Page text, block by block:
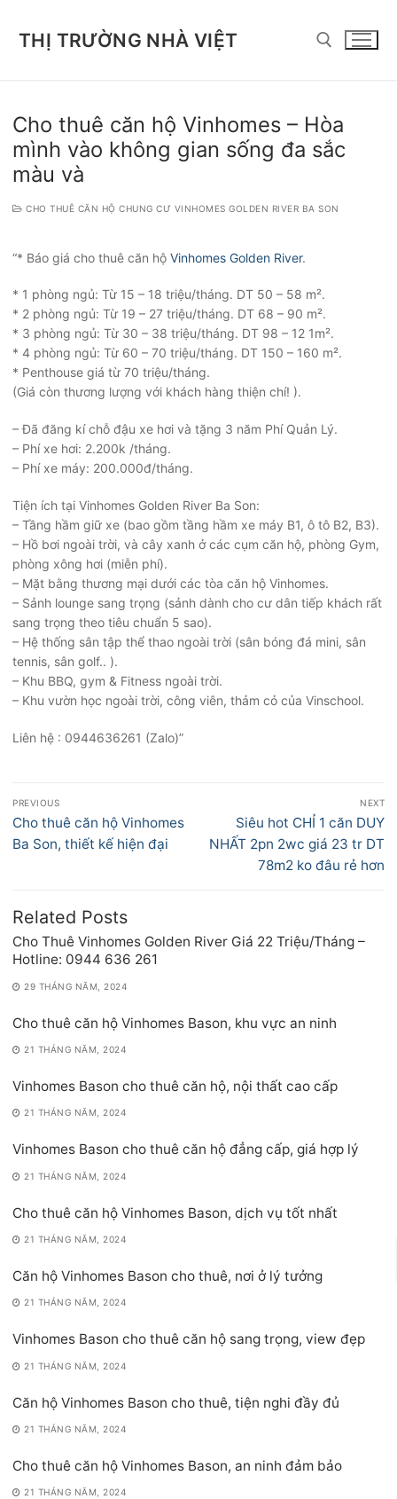
THỊ TRƯỜNG NHÀ VIỆT
Cho thuê căn hộ Vinhomes – Hòa
mình vào không gian sống đa sắc
màu và
CHO THUÊ CĂN HỘ CHUNG CƯ VINHOMES GOLDEN RIVER BA SON
“* Báo giá cho thuê căn hộ Vinhomes Golden River.
* 1 phòng ngủ: Từ 15 – 18 triệu/tháng. DT 50 – 58 m².
* 2 phòng ngủ: Từ 19 – 27 triệu/tháng. DT 68 – 90 m².
* 3 phòng ngủ: Từ 30 – 38 triệu/tháng. DT 98 – 12 1m².
* 4 phòng ngủ: Từ 60 – 70 triệu/tháng. DT 150 – 160 m².
* Penthouse giá từ 70 triệu/tháng.
(Giá còn thương lượng với khách hàng thiện chí! ).
– Đã đăng kí chỗ đậu xe hơi và tặng 3 năm Phí Quản Lý.
– Phí xe hơi: 2.200k /tháng.
– Phí xe máy: 200.000đ/tháng.
Tiện ích tại Vinhomes Golden River Ba Son:
– Tầng hầm giữ xe (bao gồm tầng hầm xe máy B1, ô tô B2, B3).
– Hồ bơi ngoài trời, và cây xanh ở các cụm căn hộ, phòng Gym,
phòng xông hơi (miễn phí).
– Mặt bằng thương mại dưới các tòa căn hộ Vinhomes.
– Sảnh lounge sang trọng (sảnh dành cho cư dân tiếp khách rất
sang trọng theo tiêu chuẩn 5 sao).
– Hệ thống sân tập thể thao ngoài trời (sân bóng đá mini, sân
tennis, sân golf.. ).
– Khu BBQ, gym & Fitness ngoài trời.
– Khu vườn học ngoài trời, công viên, thảm cỏ của Vinschool.
Liên hệ : 0944636261 (Zalo)”
Điều
hướng
bài
PREVIOUS
Previous
post:
Cho thuê căn hộ Vinhomes
Ba Son, thiết kế hiện đại
NEXT
Next
post:
Siêu hot CHỈ 1 căn DUY
NHẤT 2pn 2wc giá 23 tr DT
78m2 ko đâu rẻ hơn
Related Posts
Cho Thuê Vinhomes Golden River Giá 22 Triệu/Tháng –
Hotline: 0944 636 261
29 THÁNG NĂM, 2024
Cho thuê căn hộ Vinhomes Bason, khu vực an ninh
21 THÁNG NĂM, 2024
Vinhomes Bason cho thuê căn hộ, nội thất cao cấp
21 THÁNG NĂM, 2024
Vinhomes Bason cho thuê căn hộ đẳng cấp, giá hợp lý
21 THÁNG NĂM, 2024
Cho thuê căn hộ Vinhomes Bason, dịch vụ tốt nhất
21 THÁNG NĂM, 2024
Căn hộ Vinhomes Bason cho thuê, nơi ở lý tưởng
21 THÁNG NĂM, 2024
Vinhomes Bason cho thuê căn hộ sang trọng, view đẹp
21 THÁNG NĂM, 2024
Căn hộ Vinhomes Bason cho thuê, tiện nghi đầy đủ
21 THÁNG NĂM, 2024
Cho thuê căn hộ Vinhomes Bason, an ninh đảm bảo
21 THÁNG NĂM, 2024